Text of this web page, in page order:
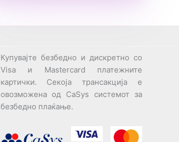
Купувајте безбедно и дискретно со
Visa и Mastercard платежните
картички. Секоја трансакција е
овозможена од CaSys системот за
безбедно плаќање.